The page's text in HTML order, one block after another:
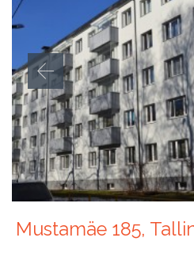
Mustamäe 185,